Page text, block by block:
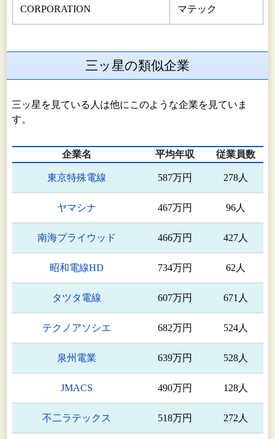
CORPORATION
マテック
三ッ星の類似企業
三ッ星を見ている人は他にこのような企業を見ていま
す。
企業名 平均年収 従業員数
東京特殊電線 587万円 278人
ヤマシナ 467万円 96人
南海プライウッド 466万円 427人
昭和電線HD 734万円 62人
タツタ電線 607万円 671人
テクノアソシエ 682万円 524人
泉州電業 639万円 528人
JMACS 490万円 128人
不二ラテックス 518万円 272人